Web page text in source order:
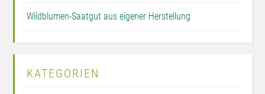
Wildblumen-Saatgut aus eigener Herstellung
KATEGORIEN